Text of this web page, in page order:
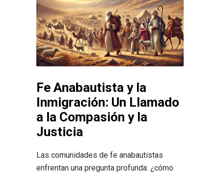
Fe Anabautista y la
Inmigración: Un Llamado
a la Compasión y la
Justicia
Las comunidades de fe anabautistas
enfrentan una pregunta profunda: ¿cómo